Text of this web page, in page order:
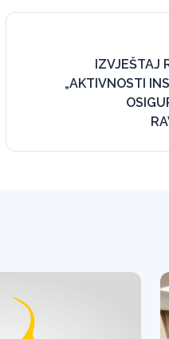
IZVJEŠTAJ
„AKTIVNOSTI